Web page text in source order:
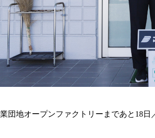
団地オープンファクトリーまであと18日